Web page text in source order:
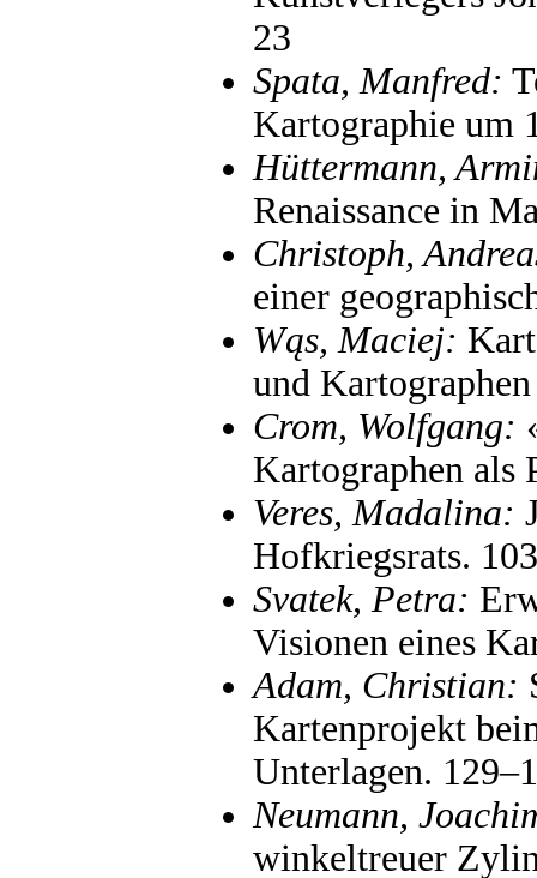
23
Spata, Manfred:
Kartographie um
Hüttermann,
Renaissance in
Christoph,
einer
Wąs, Maciej:
und
Crom, Wolfgang:
Kartographen als
Veres, Madalina:
Hofkriegsrats.
Svatek, Petra:
Visionen eines
Adam, Christian:
Kartenprojekt
Unterlagen.
Neumann,
winkeltreuer